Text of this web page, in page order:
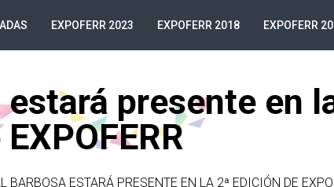
EXPOFERR 2023 EXPOFERR 2018 EXPOFERR
estará presente en
BARBOSA ESTARÁ PRESENTE EN LA 2ª EDICIÓN DE